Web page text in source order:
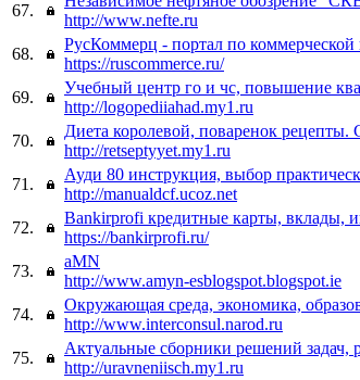
67.
http://www.nefte.ru
68.
РусКоммерц - портал по
https://ruscommerce.ru/
69.
Учебный центр го и чс, повышение
http://logopediiahad.my1.ru
70.
Диета королевой, поваренок
http://retseptyyet.my1.ru
71.
Ауди 80 инструкция, выбор
http://manualdcf.ucoz.net
72.
Bankirprofi кредитные карты, вклады,
https://bankirprofi.ru/
73.
aMN
http://www.amyn-esblogspot.blogspot.ie
74.
Окружающая среда, экономика,
http://www.interconsul.narod.ru
75.
Актуальные сборники решений задач,
http://uravneniisch.my1.ru